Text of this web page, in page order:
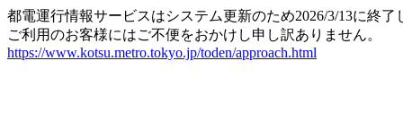
都電運行情報サービスはシステム更新のため2026/3/13に終了
ご利用のお客様にはご不便をおかけし申し訳ありません。
https://www.kotsu.metro.tokyo.jp/toden/approach.html